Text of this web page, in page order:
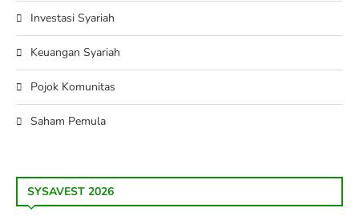
Investasi Syariah
Keuangan Syariah
Pojok Komunitas
Saham Pemula
SYSAVEST 2026